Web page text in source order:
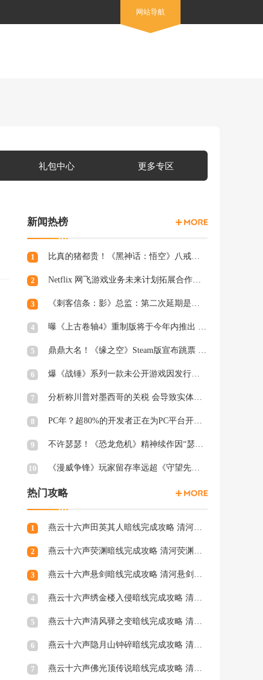
网站导航
礼包中心 更多专区
新闻热榜
1 比真的猪都贵！《黑神话：悟空》八戒手办开订：根根分明的猪毛
2 Netflix 网飞游戏业务未来计划拓展合作和家庭类游戏
3 《刺客信条：影》总监：第二次延期是因为屋顶太复杂
4 曝《上古卷轴4》重制版将于今年内推出 虚幻5加持
5 鼎鼎大名！《缘之空》Steam版宣布跳票 将延期至2月28日发售
6 爆《战锤》系列一款未公开游戏因发行商撤资而夭折，开发被迫中断
7 分析称川普对墨西哥的关税 会导致实体游戏价格上涨
8 PC年？超80%的开发者正在为PC平台开发游戏 NS2为8%
9 不许瑟瑟！《恐龙危机》精神续作因“瑟瑟Mod”拒绝登陆PC
10 《漫威争锋》玩家留存率远超《守望先锋2》、《绝地潜兵2》等游戏
热门攻略
1 燕云十六声田英其人暗线完成攻略 清河田英其人暗涌怎么触发
2 燕云十六声荧渊暗线完成攻略 清河荧渊暗涌怎么触发
3 燕云十六声悬剑暗线完成攻略 清河悬剑暗涌怎么触发
4 燕云十六声绣金楼入侵暗线完成攻略 清河绣金楼入侵暗涌怎么触发
5 燕云十六声清风驿之变暗线完成攻略 清河清风驿之变暗涌怎么触发
6 燕云十六声隐月山钟碎暗线完成攻略 清河隐月山钟碎暗涌怎么触发
7 燕云十六声佛光顶传说暗线完成攻略 清河佛光顶传说暗涌怎么触发